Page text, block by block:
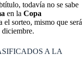
todavía no se sabe
en la Copa
el sorteo, mismo que será
diciembre.
A LA